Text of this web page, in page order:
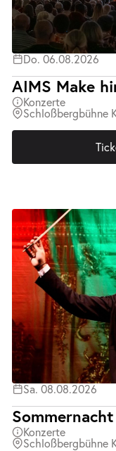
Do. 06.08.2026
Konzerte
Schloßbergbühne
Sa. 08.08.2026
Konzerte
Schloßbergbühne